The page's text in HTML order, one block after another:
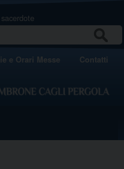
e Orari Messe Contatti